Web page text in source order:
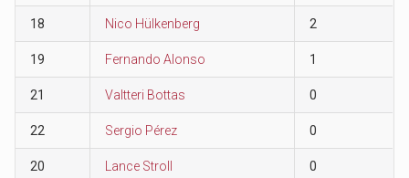
18 Nico Hülkenberg 2
19 Fernando Alonso 1
21 Valtteri Bottas 0
22 Sergio Pérez 0
20 Lance Stroll 0